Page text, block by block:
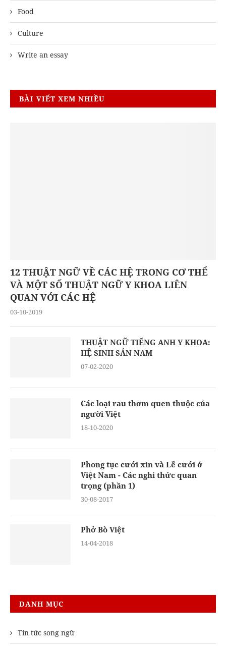
Food
Culture
Write an essay
BÀI VIẾT XEM NHIỀU
12 THUẬT NGỮ VỀ CÁC HỆ TRONG CƠ THỂ
VÀ MỘT SỐ THUẬT NGỮ Y KHOA LIÊN
QUAN VỚI CÁC HỆ
03-10-2019
THUẬT NGỮ TIẾNG ANH Y KHOA:
HỆ SINH SẢN NAM
07-02-2020
Các loại rau thơm quen thuộc của
người Việt
18-10-2020
Phong tục cưới xin và Lễ cưới ở
Việt Nam - Các nghi thức quan
trọng (phần 1)
30-08-2017
Phở Bò Việt
14-04-2018
DANH MỤC
Tin tức song ngữ